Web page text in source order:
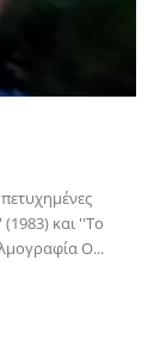
και ''Το
Ο...